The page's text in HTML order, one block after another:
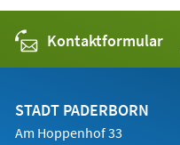
Kontaktformular
STADT PADERBORN
Am Hoppenhof 33